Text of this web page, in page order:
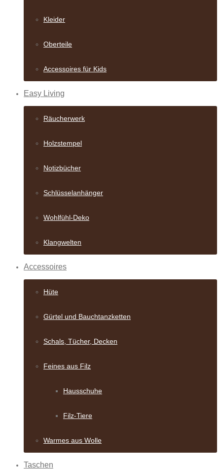
Kleider
Oberteile
Accessoires für Kids
Easy Living
Räucherwerk
Holzstempel
Notizbücher
Schlüsselanhänger
Wohlfühl-Deko
Klangwelten
Accessoires
Hüte
Gürtel und Bauch­tanzketten
Schals, Tücher, Decken
Feines aus Filz
Hausschuhe
Filz-Tiere
Warmes aus Wolle
Taschen